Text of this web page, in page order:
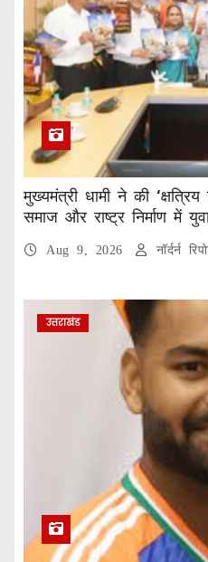
मुख्यमंत्री धामी ने की ‘क्षत्रिय
समाज और राष्ट्र निर्माण में
Aug 9, 2026 नॉर्दर्न
उत्तराखंड